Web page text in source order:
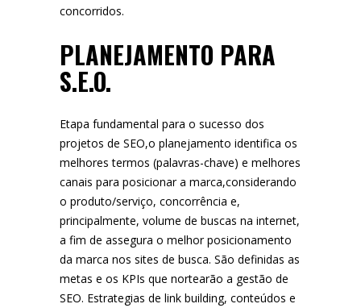
concorridos.
PLANEJAMENTO PARA
S.E.O.
Etapa fundamental para o sucesso dos
projetos de SEO,o planejamento identifica os
melhores termos (palavras-chave) e melhores
canais para posicionar a marca,considerando
o produto/serviço, concorrência e,
principalmente, volume de buscas na internet,
a fim de assegura o melhor posicionamento
da marca nos sites de busca. São definidas as
metas e os KPIs que nortearão a gestão de
SEO. Estrategias de link building, conteúdos e